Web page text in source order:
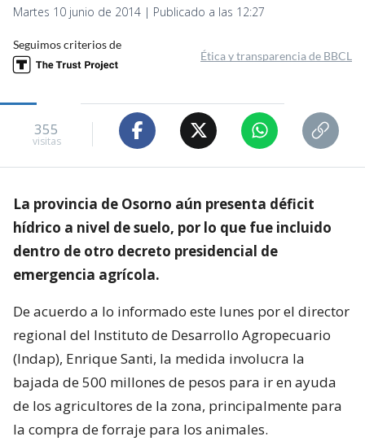
Martes 10 junio de 2014 | Publicado a las 12:27
Seguimos criterios de
Ética y transparencia de BBCL
355
visitas
La provincia de Osorno aún presenta déficit
hídrico a nivel de suelo, por lo que fue incluido
dentro de otro decreto presidencial de
emergencia agrícola.
De acuerdo a lo informado este lunes por el director
regional del Instituto de Desarrollo Agropecuario
(Indap), Enrique Santi, la medida involucra la
bajada de 500 millones de pesos para ir en ayuda
de los agricultores de la zona, principalmente para
la compra de forraje para los animales.